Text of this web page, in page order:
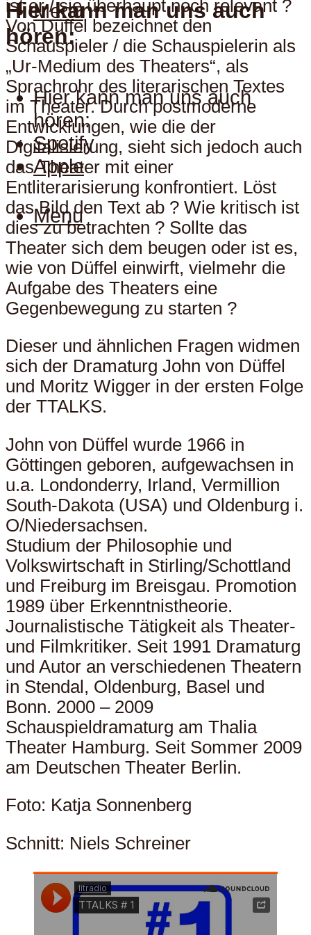
Menu
Hier kann man uns auch
hören:
Hier kann man uns auch
hören:
Spotify
Apple
Menu
ist er / sie überhaupt noch relevant ?
Von Düffel bezeichnet den
Schauspieler / die Schauspielerin als
„Ur-Medium des Theaters“, als
Sprachrohr des literarischen Textes
im Theater. Durch postmoderne
Entwicklungen, wie die der
Digitalisierung, sieht sich jedoch auch
das Theater mit einer
Entliterarisierung konfrontiert. Löst
das Bild den Text ab ? Wie kritisch ist
dies zu betrachten ? Sollte das
Theater sich dem beugen oder ist es,
wie von Düffel einwirft, vielmehr die
Aufgabe des Theaters eine
Gegenbewegung zu starten ?
Dieser und ähnlichen Fragen widmen
sich der Dramaturg John von Düffel
und Moritz Wigger in der ersten Folge
der TTALKS.
John von Düffel wurde 1966 in
Göttingen geboren, aufgewachsen in
u.a. Londonderry, Irland, Vermillion
South-Dakota (USA) und Oldenburg i.
O/Niedersachsen.
Studium der Philosophie und
Volkswirtschaft in Stirling/Schottland
und Freiburg im Breisgau. Promotion
1989 über Erkenntnistheorie.
Journalistische Tätigkeit als Theater-
und Filmkritiker. Seit 1991 Dramaturg
und Autor an verschiedenen Theatern
in Stendal, Oldenburg, Basel und
Bonn. 2000 – 2009
Schauspieldramaturg am Thalia
Theater Hamburg. Seit Sommer 2009
am Deutschen Theater Berlin.
Foto: Katja Sonnenberg
Schnitt: Niels Schreiner